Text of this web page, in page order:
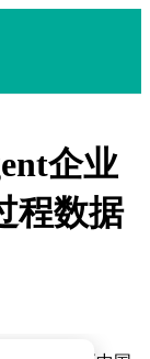
企业
程数据